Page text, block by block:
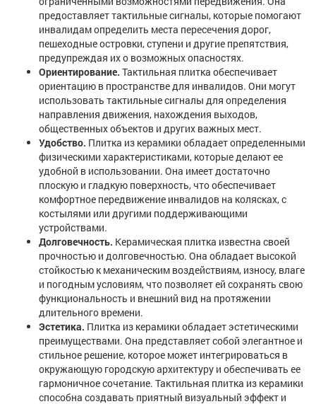
предоставляет тактильные сигналы, которые помогают
инвалидам определить места пересечения дорог,
пешеходные островки, ступени и другие препятствия,
предупреждая их о возможных опасностях.
Ориентирование. Тактильная плитка обеспечивает
ориентацию в пространстве для инвалидов. Они могут
использовать тактильные сигналы для определения
направления движения, нахождения выходов,
общественных объектов и других важных мест.
Удобство. Плитка из керамики обладает определенными
физическими характеристиками, которые делают ее
удобной в использовании. Она имеет достаточно
плоскую и гладкую поверхность, что обеспечивает
комфортное передвижение инвалидов на колясках, с
костылями или другими поддерживающими
устройствами.
Долговечность. Керамическая плитка известна своей
прочностью и долговечностью. Она обладает высокой
стойкостью к механическим воздействиям, износу, влаге
и погодным условиям, что позволяет ей сохранять свою
функциональность и внешний вид на протяжении
длительного времени.
Эстетика. Плитка из керамики обладает эстетическими
преимуществами. Она представляет собой элегантное и
стильное решение, которое может интегрироваться в
окружающую городскую архитектуру и обеспечивать ее
гармоничное сочетание. Тактильная плитка из керамики
способна создавать приятный визуальный эффект и